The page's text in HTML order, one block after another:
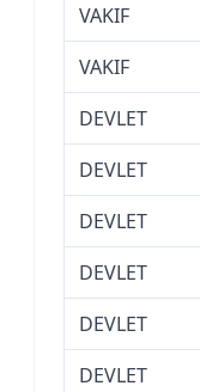
VAKIF
VAKIF
DEVLET
DEVLET
DEVLET
DEVLET
DEVLET
DEVLET